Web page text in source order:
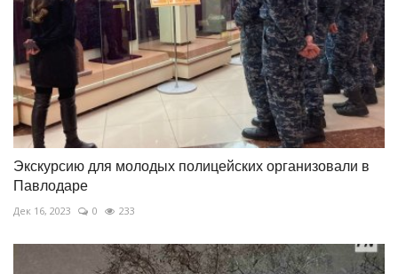
Экскурсию для молодых полицейских организовали в
Павлодаре
Дек 16, 2023 0 233